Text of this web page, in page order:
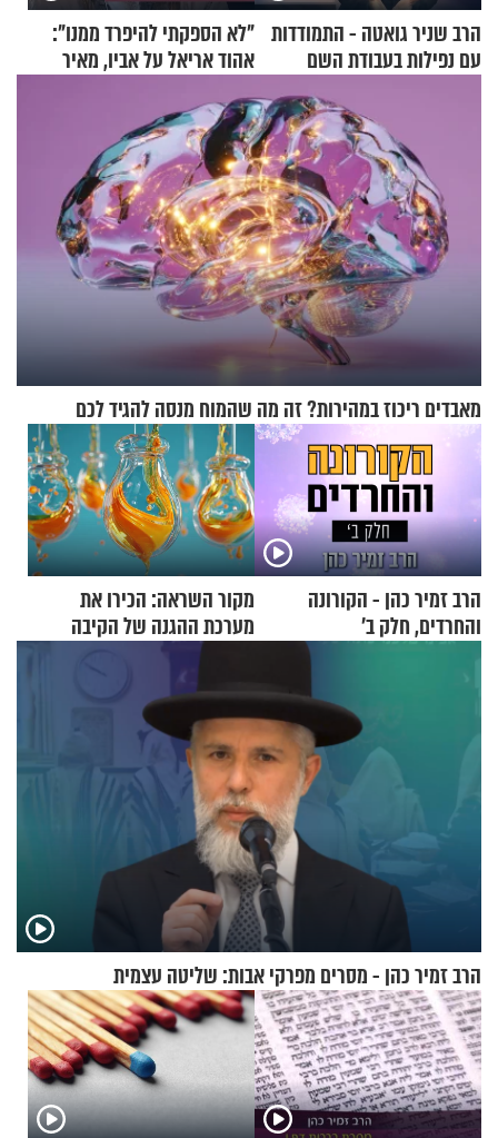
הרב שניר גואטה - התמודדות
עם נפילות בעבודת השם
"לא הספקתי להיפרד ממנו":
אהוד אריאל על אביו, מאיר
מאבדים ריכוז במהירות? זה מה שהמוח מנסה להגיד לכם
הרב זמיר כהן - הקורונה
והחרדים, חלק ב’
מקור השראה: הכירו את
מערכת ההגנה של הקיבה
הרב זמיר כהן - מסרים מפרקי אבות: שליטה עצמית